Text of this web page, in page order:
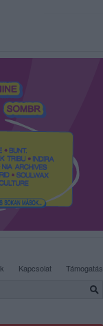
Kapcsolat Támogatás